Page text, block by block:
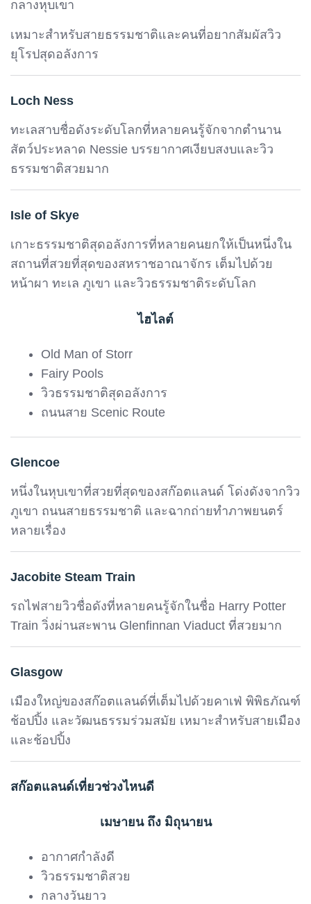
กลางหุบเขา
เหมาะสำหรับสายธรรมชาติและคนที่อยากสัมผัสวิว
ยุโรปสุดอลังการ
Loch Ness
ทะเลสาบชื่อดังระดับโลกที่หลายคนรู้จักจากตำนาน
สัตว์ประหลาด Nessie บรรยากาศเงียบสงบและวิว
ธรรมชาติสวยมาก
Isle of Skye
เกาะธรรมชาติสุดอลังการที่หลายคนยกให้เป็นหนึ่งใน
สถานที่สวยที่สุดของสหราชอาณาจักร เต็มไปด้วย
หน้าผา ทะเล ภูเขา และวิวธรรมชาติระดับโลก
ไฮไลต์
Old Man of Storr
Fairy Pools
วิวธรรมชาติสุดอลังการ
ถนนสาย Scenic Route
Glencoe
หนึ่งในหุบเขาที่สวยที่สุดของสก๊อตแลนด์ โด่งดังจากวิว
ภูเขา ถนนสายธรรมชาติ และฉากถ่ายทำภาพยนตร์
หลายเรื่อง
Jacobite Steam Train
รถไฟสายวิวชื่อดังที่หลายคนรู้จักในชื่อ Harry Potter
Train วิ่งผ่านสะพาน Glenfinnan Viaduct ที่สวยมาก
Glasgow
เมืองใหญ่ของสก๊อตแลนด์ที่เต็มไปด้วยคาเฟ่ พิพิธภัณฑ์
ช้อปปิ้ง และวัฒนธรรมร่วมสมัย เหมาะสำหรับสายเมือง
และช้อปปิ้ง
สก๊อตแลนด์เที่ยวช่วงไหนดี
เมษายน ถึง มิถุนายน
อากาศกำลังดี
วิวธรรมชาติสวย
กลางวันยาว